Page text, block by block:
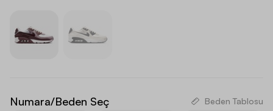
Numara/Beden Seç Beden Tablosu